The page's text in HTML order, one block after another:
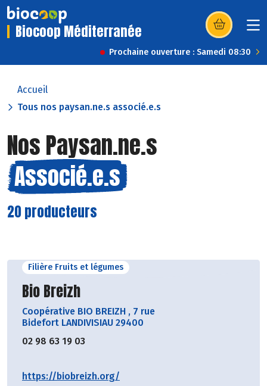
Biocoop Méditerranée (s’ouvre dans
Prochaine ouverture : Samedi 08:30
Accueil
Tous nos paysan.ne.s associé.e.s
Nos Paysan.ne.s
Associé.e.s
20 producteurs
Filière Fruits et légumes
Découvrir le producteur
Bio Breizh
Coopérative BIO BREIZH , 7 rue
Bidefort LANDIVISIAU 29400
02 98 63 19 03
https://biobreizh.org/